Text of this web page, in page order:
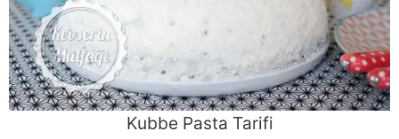
Kubbe Pasta Tarifi